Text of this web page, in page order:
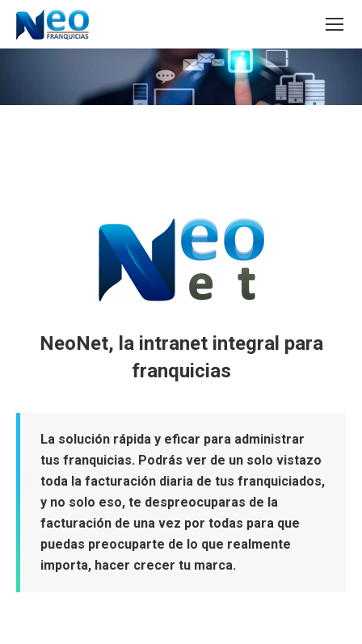
NeoNet, la intranet integral para
franquicias
La solución rápida y eficar para administrar
tus franquicias. Podrás ver de un solo vistazo
toda la facturación diaria de tus franquiciados,
y no solo eso, te despreocuparas de la
facturación de una vez por todas para que
puedas preocuparte de lo que realmente
importa, hacer crecer tu marca.